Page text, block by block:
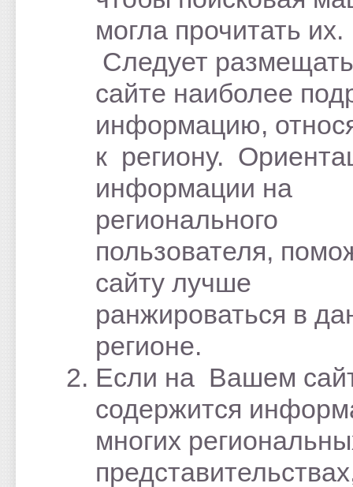
могла прочитать их.
Следует
сайте наиболее
информацию,
к региону.
информации на
регионального
пользователя,
сайту лучше
ранжироваться в
регионе.
Если на Вашем
содержится
многих